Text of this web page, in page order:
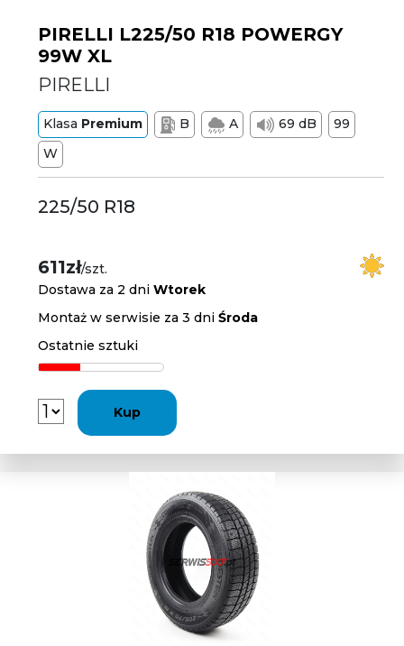
PIRELLI L225/50 R18 POWERGY
99W XL
PIRELLI
Klasa Premium B A 69 dB
99
W
225/50 R18
611zł/szt.
Dostawa za 2 dniWtorek
Montaż w serwisie za 3 dniŚroda
Ostatnie sztuki
Kup